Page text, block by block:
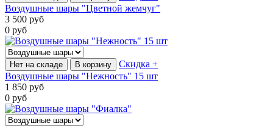
Воздушные шары "Цветной жемчуг"
3 500 руб
0 руб
Нет на складе В корзину
Скидка +
Воздушные шары "Нежность" 15 шт
1 850 руб
0 руб